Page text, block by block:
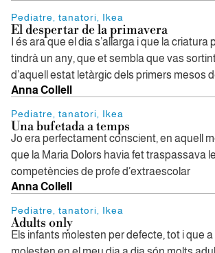
Pediatre, tanatori, Ikea
El despertar de la primavera
I és ara que el dia s’allarga i que la
tindrà un any, que et sembla que vas
d’aquell estat letàrgic dels primers mesos
Anna Collell
Pediatre, tanatori, Ikea
Una bufetada a temps
Jo era perfectament conscient, en aquell
que la Maria Dolors havia fet traspassava
competències de profe d’extraescolar
Anna Collell
Pediatre, tanatori, Ikea
Adults only
Els infants molesten per defecte, tot i que a